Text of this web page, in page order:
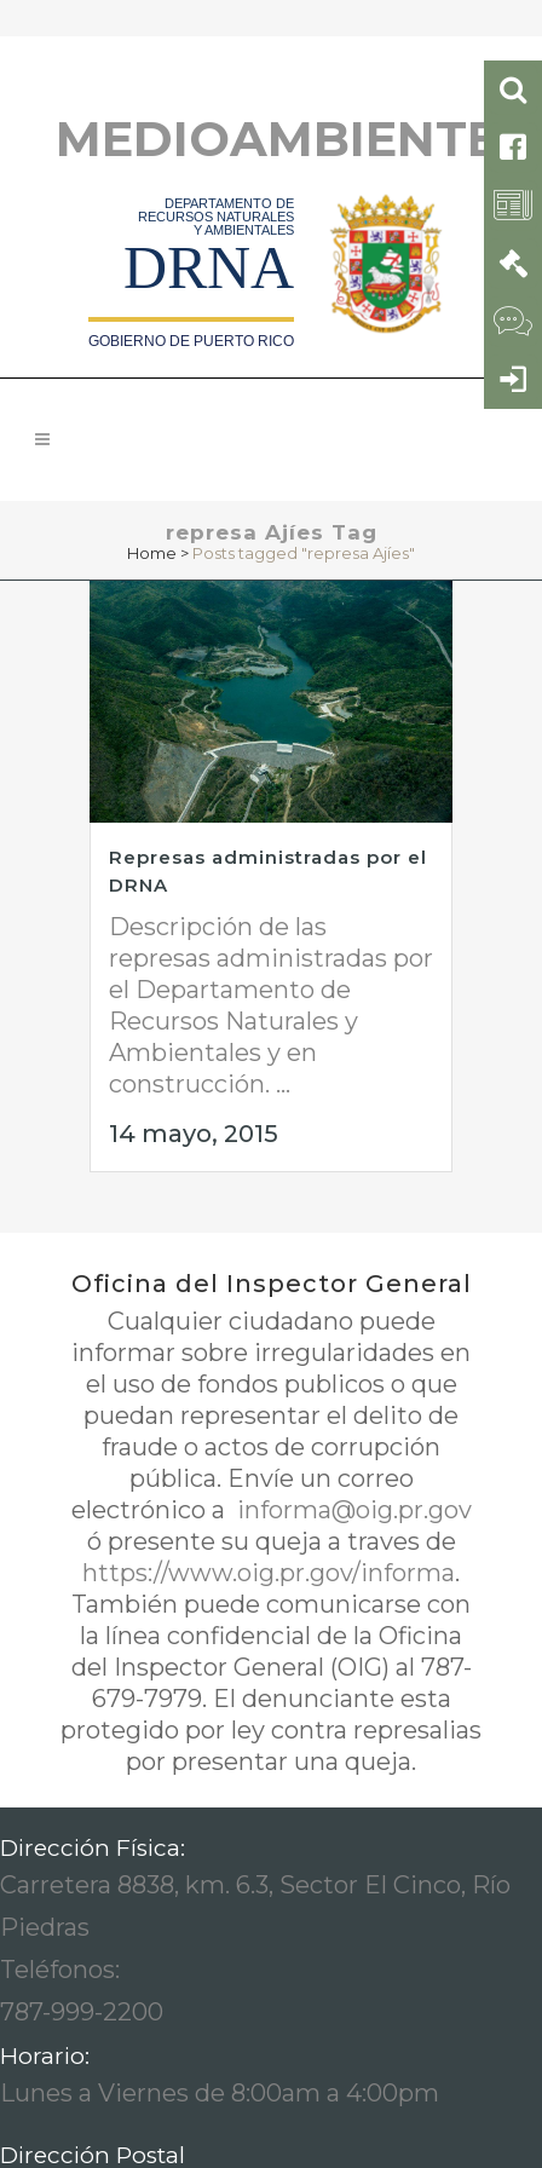
MEDIOAMBIENTE
DEPARTAMENTO DE
RECURSOS NATURALES
Y AMBIENTALES
DRNA
GOBIERNO DE PUERTO RICO
represa Ajíes Tag
Home > Posts tagged "represa Ajíes"
Represas administradas por el
DRNA
Descripción de las
represas administradas por
el Departamento de
Recursos Naturales y
Ambientales y en
construcción. ...
14 mayo, 2015
Oficina del Inspector General
Cualquier ciudadano puede
informar sobre irregularidades en
el uso de fondos publicos o que
puedan representar el delito de
fraude o actos de corrupción
pública. Envíe un correo
electrónico a informa@oig.pr.gov
ó presente su queja a traves de
https://www.oig.pr.gov/informa.
También puede comunicarse con
la línea confidencial de la Oficina
del Inspector General (OIG) al 787-
679-7979. El denunciante esta
protegido por ley contra represalias
por presentar una queja.
Dirección Física:
Carretera 8838, km. 6.3, Sector El Cinco, Río
Piedras
Teléfonos:
787-999-2200
Horario:
Lunes a Viernes de 8:00am a 4:00pm
Dirección Postal